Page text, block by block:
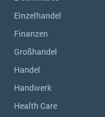
Einzelhandel
Finanzen
Großhandel
Handel
Handwerk
Health Care